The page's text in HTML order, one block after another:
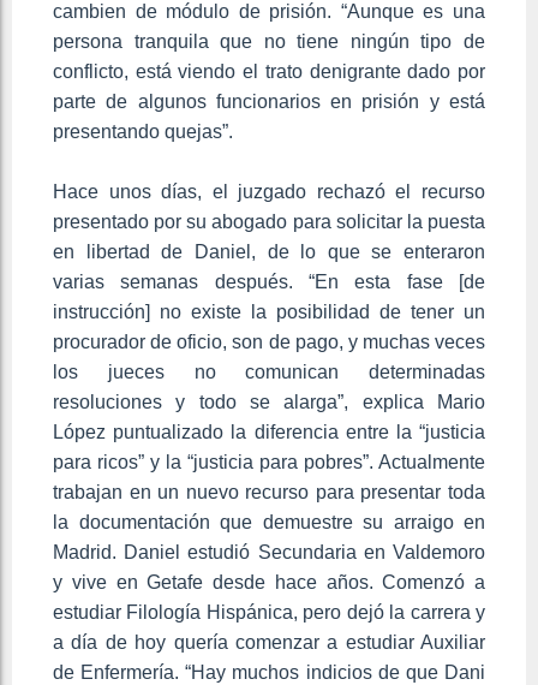
cambien de módulo de prisión. “Aunque es una
persona tranquila que no tiene ningún tipo de
conflicto, está viendo el trato denigrante dado por
parte de algunos funcionarios en prisión y está
presentando quejas”.
Hace unos días, el juzgado rechazó el recurso
presentado por su abogado para solicitar la puesta
en libertad de Daniel, de lo que se enteraron
varias semanas después. “En esta fase [de
instrucción] no existe la posibilidad de tener un
procurador de oficio, son de pago, y muchas veces
los jueces no comunican determinadas
resoluciones y todo se alarga”, explica Mario
López puntualizado la diferencia entre la “justicia
para ricos” y la “justicia para pobres”. Actualmente
trabajan en un nuevo recurso para presentar toda
la documentación que demuestre su arraigo en
Madrid. Daniel estudió Secundaria en Valdemoro
y vive en Getafe desde hace años. Comenzó a
estudiar Filología Hispánica, pero dejó la carrera y
a día de hoy quería comenzar a estudiar Auxiliar
de Enfermería. “Hay muchos indicios de que Dani